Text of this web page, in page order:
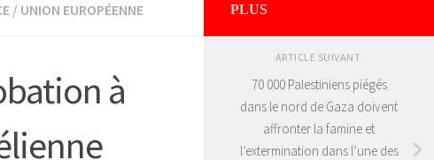
/ UNION EUROPÉENNE
à
PLUS
ARTICLE SUIVANT
70 000 Palestiniens piégés
dans le nord de Gaza doivent
affronter la famine et
l’extermination dans l’une des